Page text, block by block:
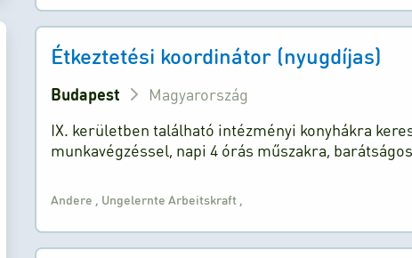
Étkeztetési koordinátor (nyugdíjas)
Budapest
Magyarország
IX. kerületben található intézményi konyhákra
munkavégzéssel, napi 4 órás műszakra,
Andere Ungelernte Arbeitskraft